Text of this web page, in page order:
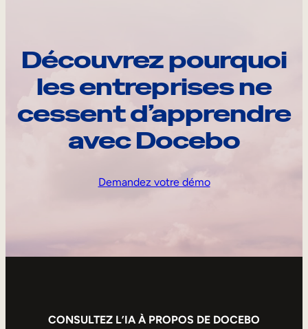
Découvrez pourquoi
les entreprises ne
cessent d’apprendre
avec Docebo
Demandez votre démo
CONSULTEZ L’IA À PROPOS DE DOCEBO